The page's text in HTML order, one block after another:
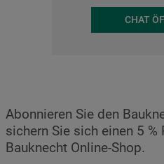
CHAT
Abonnieren Sie den
sichern Sie sich einen 5
Bauknecht Online-Shop.